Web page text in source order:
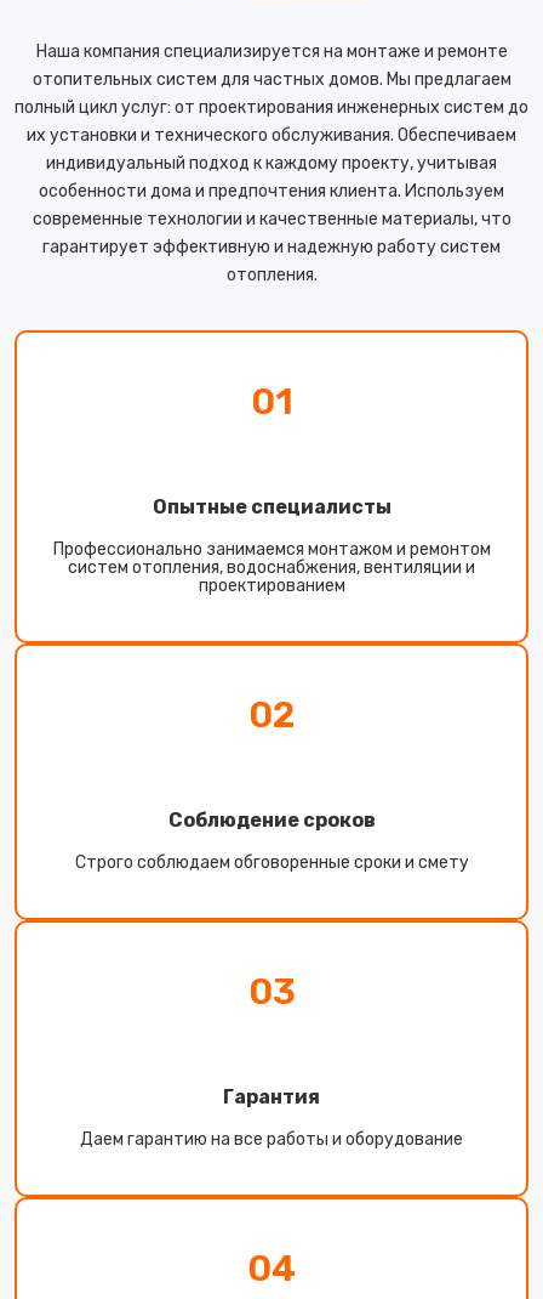
Наша компания специализируется на монтаже и ремонте
отопительных систем для частных домов. Мы предлагаем
полный цикл услуг: от проектирования инженерных систем до
их установки и технического обслуживания. Обеспечиваем
индивидуальный подход к каждому проекту, учитывая
особенности дома и предпочтения клиента. Используем
современные технологии и качественные материалы, что
гарантирует эффективную и надежную работу систем
отопления.
01
Опытные специалисты
Профессионально занимаемся монтажом и ремонтом
систем отопления, водоснабжения, вентиляции и
проектированием
02
Соблюдение сроков
Строго соблюдаем обговоренные сроки и смету
03
Гарантия
Даем гарантию на все работы и оборудование
04